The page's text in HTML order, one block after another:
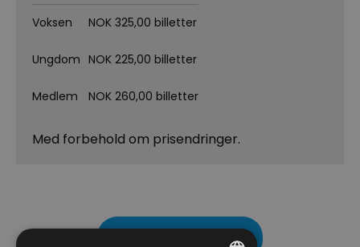
Voksen
NOK 325,00 billetter
Ungdom NOK 225,00 billetter
Medlem NOK 260,00 billetter
Med forbehold om prisendringer.